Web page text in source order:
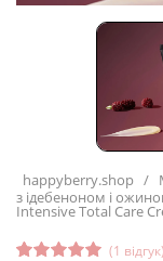
happyberry.shop /
з ідебеноном і
Intensive Total Care
(1 відгук)